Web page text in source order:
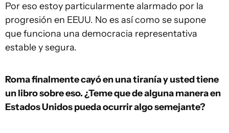
Por eso estoy particularmente alarmado por la
progresión en EEUU. No es así como se supone
que funciona una democracia representativa
estable y segura.
Roma finalmente cayó en una tiranía y usted tiene
un libro sobre eso. ¿Teme que de alguna maneraen
Estados Unidospueda ocurrir algo semejante?